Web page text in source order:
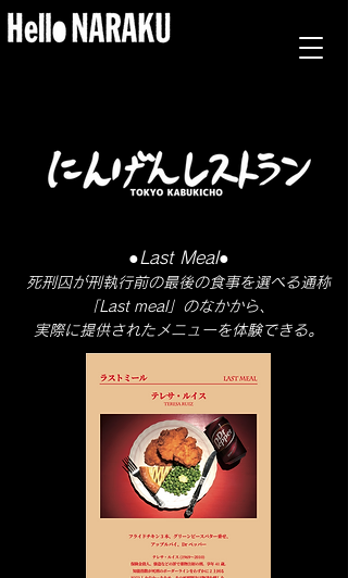
●Last Meal●
死刑囚が刑執行前の最後の食事を選べる通称
「Last meal」のなかから、
実際に提供されたメニューを体験できる。